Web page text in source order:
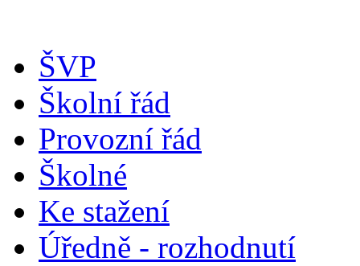
ŠVP
Školní řád
Provozní řád
Školné
Ke stažení
Úředně - rozhodnutí